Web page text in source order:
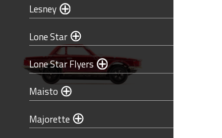
Lesney
Lone Star
Lone Star Flyers
Maisto
Majorette